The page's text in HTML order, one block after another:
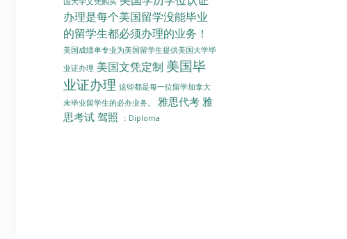
办理是每个美国留学没能毕业
的留学生都必须办理的业务！
美国成绩单专业为美国留学生提供美国大学毕
业证办理 美国文凭定制 美国毕
业证办理 这些都是每一位留学加拿大
未毕业留学生的必办业务。
雅思代考 雅
思考试 驾照 ：Diploma